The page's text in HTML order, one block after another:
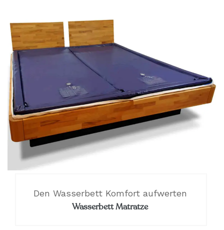
Den Wasserbett Komfort aufwerten
Wasserbett Matratze